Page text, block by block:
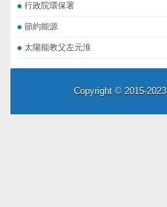
行政院環保署
節約能源
太陽能教父左元淮
Copyright © 2015-2023